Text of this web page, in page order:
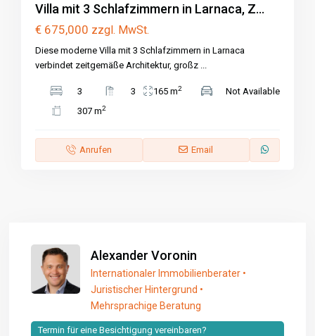
Villa mit 3 Schlafzimmern in Larnaca, Z...
€ 675,000 zzgl. MwSt.
Diese moderne Villa mit 3 Schlafzimmern in Larnaca
verbindet zeitgemäße Architektur, großz
3 3 165 m2
Not Available
307 m2
Anrufen Email
Alexander Voronin
Internationaler Immobilienberater •
Juristischer Hintergrund •
Mehrsprachige Beratung
Termin für eine Besichtigung vereinbaren?